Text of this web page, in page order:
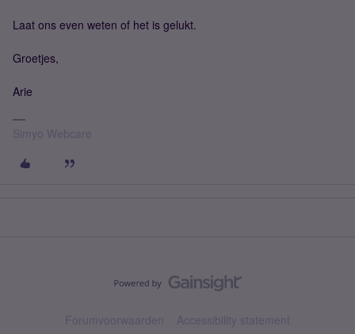
Laat ons even weten of het is gelukt.
Groetjes,
Arie
Simyo Webcare
Forumvoorwaarden Accessibility statement